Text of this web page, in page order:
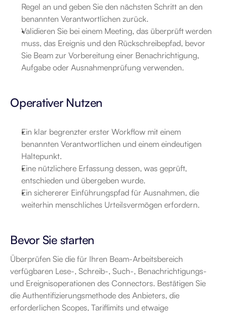
Regel an und geben Sie den nächsten Schritt an den
benannten Verantwortlichen zurück.
Validieren Sie bei einem Meeting, das überprüft werden
muss, das Ereignis und den Rückschreibepfad, bevor
Sie Beam zur Vorbereitung einer Benachrichtigung,
Aufgabe oder Ausnahmenprüfung verwenden.
Operativer Nutzen
Ein klar begrenzter erster Workflow mit einem
benannten Verantwortlichen und einem eindeutigen
Haltepunkt.
Eine nützlichere Erfassung dessen, was geprüft,
entschieden und übergeben wurde.
Ein sichererer Einführungspfad für Ausnahmen, die
weiterhin menschliches Urteilsvermögen erfordern.
Bevor Sie starten
Überprüfen Sie die für Ihren Beam-Arbeitsbereich
verfügbaren Lese-, Schreib-, Such-, Benachrichtigungs-
und Ereignisoperationen des Connectors. Bestätigen Sie
die Authentifizierungsmethode des Anbieters, die
erforderlichen Scopes, Tariflimits und etwaige